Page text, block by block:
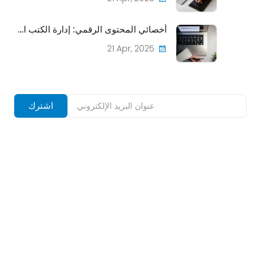
أخصائي المحتوى الرقمي: إدارة الكتب الإلكترونية والمجلات عبر الإنترنت لتمثيل CPU الرقمي
21 Apr, 2025
اشترك